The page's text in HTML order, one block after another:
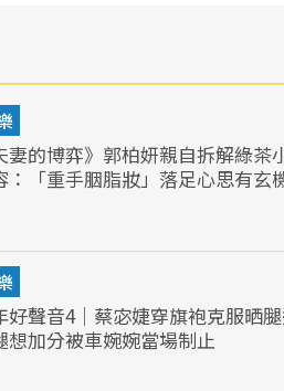
妻的博弈》郭柏妍親自拆解綠茶
：「重手胭脂妝」落足心思有玄
好聲音4｜蔡宓婕穿旗袍克服晒
想加分被車婉婉當場制止